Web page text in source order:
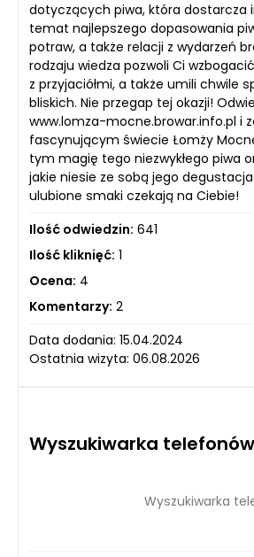
dotyczących piwa, która dostarcza
temat najlepszego dopasowania
potraw, a także relacji z wydarzeń
rodzaju wiedza pozwoli Ci
z przyjaciółmi, a także umili chwile
bliskich. Nie przegap tej okazji!
www.lomza-mocne.browar.info.pl i
fascynującym świecie Łomży
tym magię tego niezwykłego piwa
jakie niesie ze sobą jego
ulubione smaki czekają na Ciebie!
Ilość odwiedzin: 641
Ilość kliknięć: 1
Ocena: 4
Komentarzy: 2
Data dodania: 15.04.2024
Ostatnia wizyta: 06.08.2026
Wyszukiwarka
Wyszukiwarka